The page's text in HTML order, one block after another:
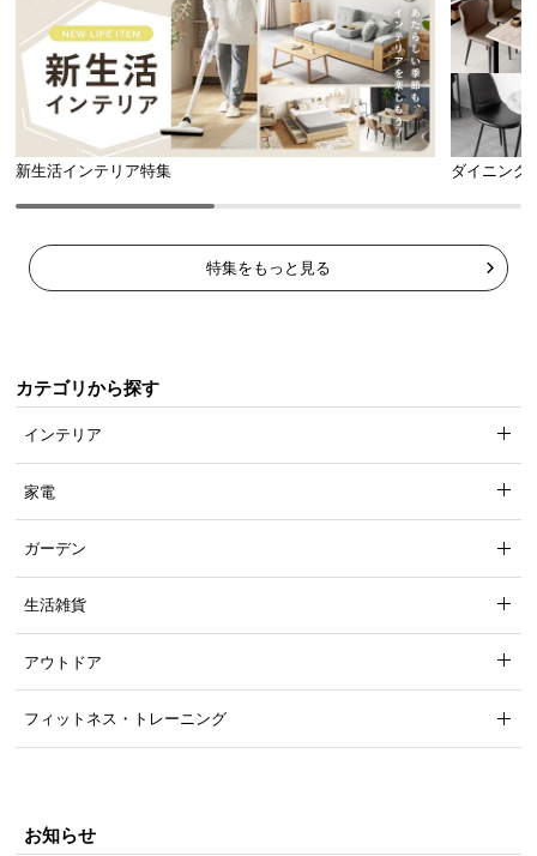
新生活インテリア特集 ダイニング
特集をもっと見る
カテゴリから探す
インテリア
家電
ガーデン
生活雑貨
アウトドア
フィットネス・トレーニング
お知らせ